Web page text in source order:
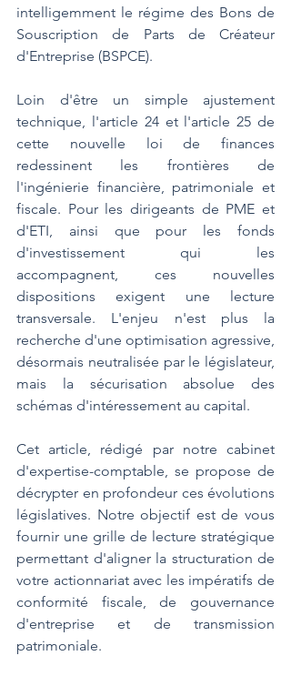
intelligemment le régime des Bons de
Souscription de Parts de Créateur
d'Entreprise (BSPCE).
Loin d'être un simple ajustement
technique, l'article 24 et l'article 25 de
cette nouvelle loi de finances
redessinent les frontières de
l'ingénierie financière, patrimoniale et
fiscale. Pour les dirigeants de PME et
d'ETI, ainsi que pour les fonds
d'investissement qui les
accompagnent, ces nouvelles
dispositions exigent une lecture
transversale. L'enjeu n'est plus la
recherche d'une optimisation agressive,
désormais neutralisée par le législateur,
mais la sécurisation absolue des
schémas d'intéressement au capital.
Cet article, rédigé par notre cabinet
d'expertise-comptable, se propose de
décrypter en profondeur ces évolutions
législatives. Notre objectif est de vous
fournir une grille de lecture stratégique
permettant d'aligner la structuration de
votre actionnariat avec les impératifs de
conformité fiscale, de gouvernance
d'entreprise et de transmission
patrimoniale.